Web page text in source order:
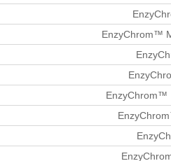
EnzyChrom™
EnzyChrom™